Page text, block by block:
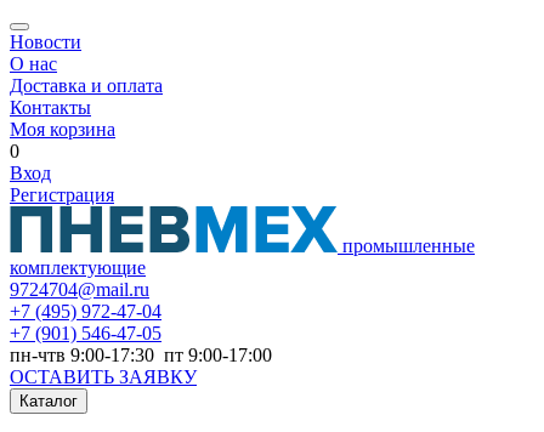
Новости
О нас
Доставка и оплата
Контакты
Моя корзина
0
Вход
Регистрация
промышленные
комплектующие
9724704@mail.ru
+7 (495) 972-47-04
+7 (901) 546-47-05
пн-чтв 9:00-17:30 пт 9:00-17:00
ОСТАВИТЬ ЗАЯВКУ
Каталог